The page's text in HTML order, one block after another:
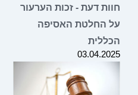
חוות דעת - זכות הערעור
על החלטת האסיפה
הכללית
03.04.2025